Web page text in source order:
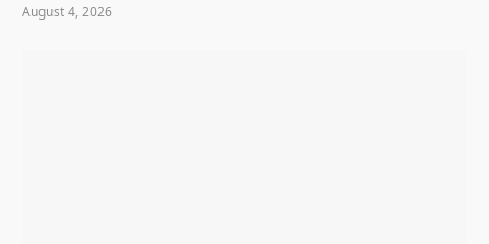
August 4, 2026